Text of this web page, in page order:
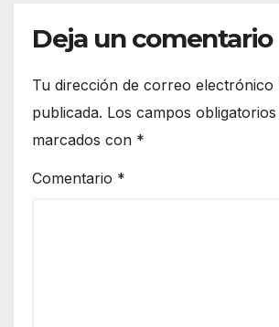
Deja un comentario
Tu dirección de correo electrónico
publicada. Los campos
marcados con *
Comentario *